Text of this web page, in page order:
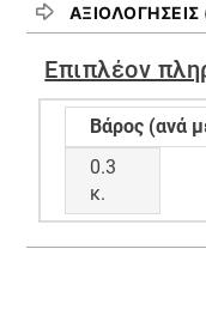
ΑΞΙΟΛΟΓΉΣΕΙΣ
Επιπλέον
Βάρος (ανά
0.3
κ.